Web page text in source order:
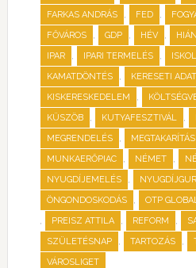
FARKAS ANDRÁS , FED ,
FŐVÁROS , GDP , HÉV ,
IPAR , IPARI TERMELÉS ,
KAMATDÖNTÉS , KERESETI ADAT
KISKERESKEDELEM ,
KÜSZÖB , KUTYAFESZTIVÁL ,
MEGRENDELÉS , MEGTAKARÍTÁS
MUNKAERŐPIAC , NÉMET ,
NYUGDÍJEMELÉS ,
ÖNGONDOSKODÁS , OTP
, PREISZ ATTILA , REFORM ,
SZÜLETÉSNAP , TARTOZÁS ,
VÁROSLIGET